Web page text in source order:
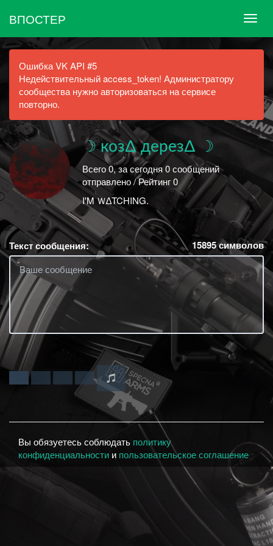
ВПОСТЕР
Ошибка VK API #5
Недействительный access_token! Администратору
сообщества нужно авторизоваться на сервисе
повторно.
☽ коз∆ дерез∆ ☽
Всего 0, за сегодня 0 сообщений
отправлено / Рейтинг 0
I'M Ｗ∆TCHING.
Текст сообщения: 15895символов
Вы обязуетесь соблюдать политику
конфиденциальности и пользовательское соглашение